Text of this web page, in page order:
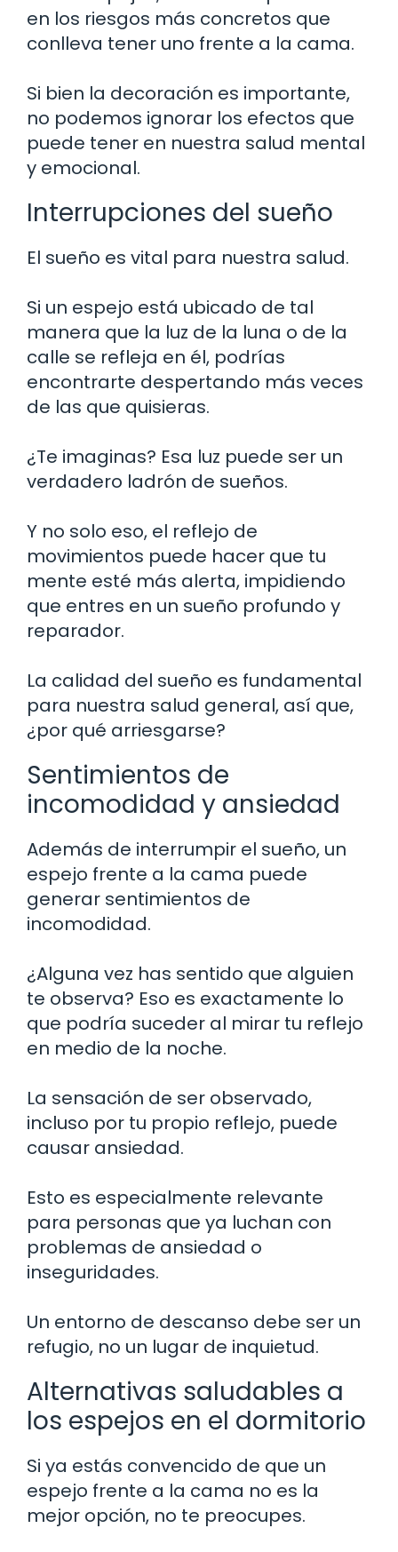
en los riesgos más concretos que
conlleva tener uno frente a la cama.
Si bien la decoración es importante,
no podemos ignorar los efectos que
puede tener en nuestra salud mental
y emocional.
Interrupciones del sueño
El sueño es vital para nuestra salud.
Si un espejo está ubicado de tal
manera que la luz de la luna o de la
calle se refleja en él, podrías
encontrarte despertando más veces
de las que quisieras.
¿Te imaginas? Esa luz puede ser un
verdadero ladrón de sueños.
Y no solo eso, el reflejo de
movimientos puede hacer que tu
mente esté más alerta, impidiendo
que entres en un sueño profundo y
reparador.
La calidad del sueño es fundamental
para nuestra salud general, así que,
¿por qué arriesgarse?
Sentimientos de
incomodidad y ansiedad
Además de interrumpir el sueño, un
espejo frente a la cama puede
generar sentimientos de
incomodidad.
¿Alguna vez has sentido que alguien
te observa? Eso es exactamente lo
que podría suceder al mirar tu reflejo
en medio de la noche.
La sensación de ser observado,
incluso por tu propio reflejo, puede
causar ansiedad.
Esto es especialmente relevante
para personas que ya luchan con
problemas de ansiedad o
inseguridades.
Un entorno de descanso debe ser un
refugio, no un lugar de inquietud.
Alternativas saludables a
los espejos en el dormitorio
Si ya estás convencido de que un
espejo frente a la cama no es la
mejor opción, no te preocupes.